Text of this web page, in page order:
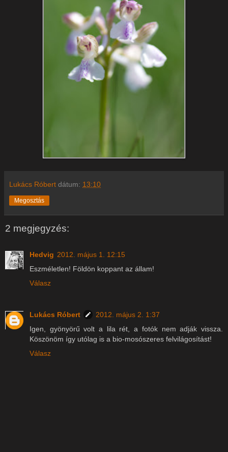
Lukács Róbert dátum: 13:10
Megosztás
2 megjegyzés:
Hedvig 2012. május 1. 12:15
Eszméletlen! Földön koppant az állam!
Válasz
Lukács Róbert
2012. május 2. 1:37
Igen, gyönyörű volt a lila rét, a fotók nem adják vissza.
Köszönöm így utólag is a bio-mosószeres felvilágosítást!
Válasz